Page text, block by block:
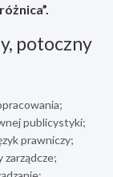
potoczny
publicystyki;
prawniczy;